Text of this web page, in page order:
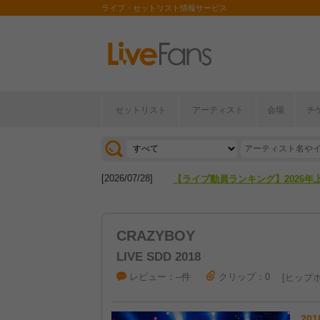
ライブ・セットリスト情報サービス
セットリスト アーティスト 会場 チ
[2026/04/27] 【フェス特集2026】フェス情報は
[2026/07/28] 【ライブ動員ランキング】2026年
[2026/07/28] 【ライブ動員ランキング】2026年
CRAZYBOY
LIVE SDD 2018
レビュー：--件 クリップ：0 ヒップ